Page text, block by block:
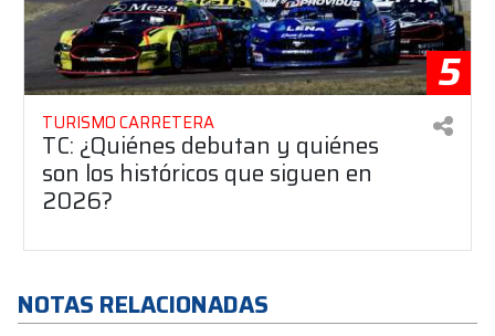
5
TURISMO CARRETERA
TC: ¿Quiénes debutan y quiénes
son los históricos que siguen en
2026?
NOTAS RELACIONADAS